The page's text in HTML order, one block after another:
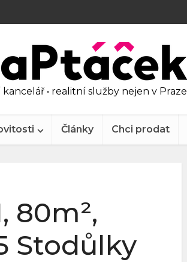
• realitní služby nejen v Praze
Články Chci prodat
80m²,
Stodůlky